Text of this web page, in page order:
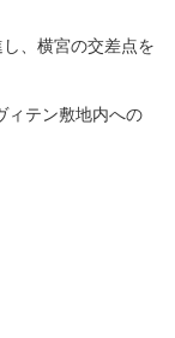
、横宮の交差点を
ィテン敷地内への